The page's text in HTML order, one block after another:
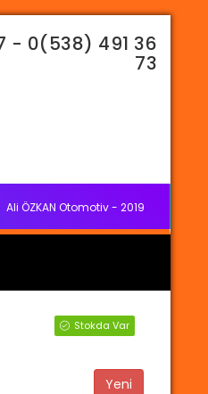
- 0(538) 491 36
73
Ali ÖZKAN Otomotiv - 2019
Stokda Var
Yeni